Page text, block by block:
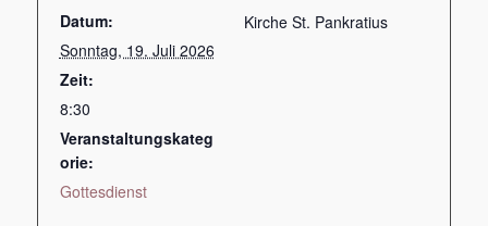
Datum:
Sonntag, 19. Juli 2026
Zeit:
8:30
Veranstaltungskateg
orie:
Gottesdienst
Kirche St. Pankratius